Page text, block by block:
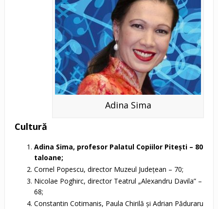
Adina Sima
Cultură
Adina Sima, profesor Palatul Copiilor Piteşti – 80
taloane;
Cornel Popescu, director Muzeul Judeţean – 70;
Nicolae Poghirc, director Teatrul „Alexandru Davila” –
68;
Constantin Cotimanis, Paula Chirilă şi Adrian Păduraru